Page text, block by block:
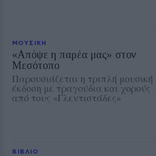
ΜΟΥΣΙΚΗ
«Απόψε η παρέα μας» στον
Μεσότοπο
Παρουσιάζεται η τριπλή μουσική
έκδοση με τραγούδια και χορούς
από τους «Γλεντιστάδες»
ΒΙΒΛΙΟ